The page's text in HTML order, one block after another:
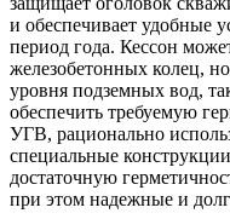
и обеспечивает удобные
период года. Кессон
железобетонных колец,
уровня подземных вод,
обеспечить требуемую
УГВ, рационально
специальные
достаточную
при этом надежные и